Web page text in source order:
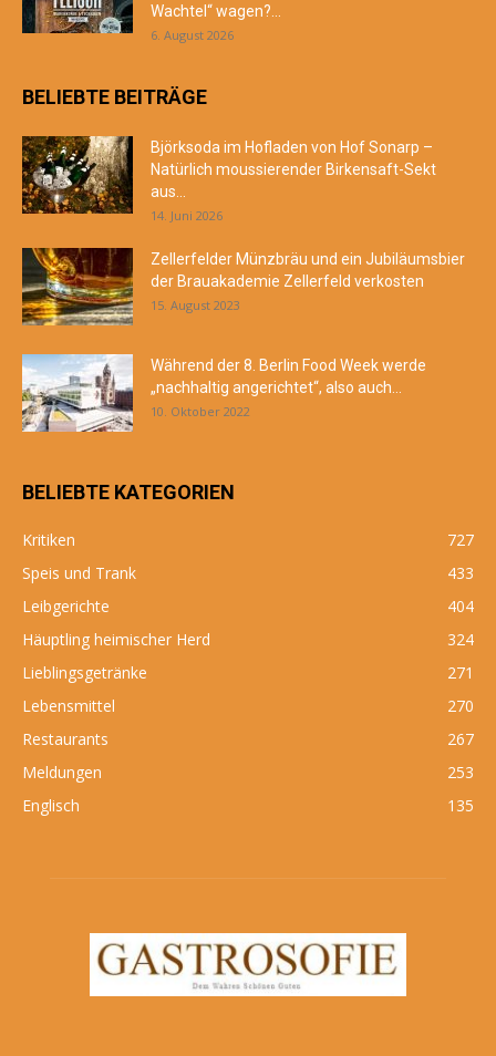
Wachtel“ wagen?...
6. August 2026
BELIEBTE BEITRÄGE
Björksoda im Hofladen von Hof Sonarp –
Natürlich moussierender Birkensaft-Sekt
aus...
14. Juni 2026
Zellerfelder Münzbräu und ein Jubiläumsbier
der Brauakademie Zellerfeld verkosten
15. August 2023
Während der 8. Berlin Food Week werde
„nachhaltig angerichtet“, also auch...
10. Oktober 2022
BELIEBTE KATEGORIEN
Kritiken
727
Speis und Trank
433
Leibgerichte
404
Häuptling heimischer Herd
324
Lieblingsgetränke
271
Lebensmittel
270
Restaurants
267
Meldungen
253
Englisch
135